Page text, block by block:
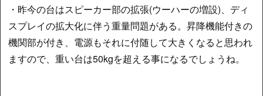
・昨今の台はスピーカー部の拡張(ウーハーの増設)、ディ
スプレイの拡大化に伴う重量問題がある。昇降機能付きの
機関部が付き、電源もそれに付随して大きくなると思われ
ますので、重い台は50kgを超える事になるでしょうね。